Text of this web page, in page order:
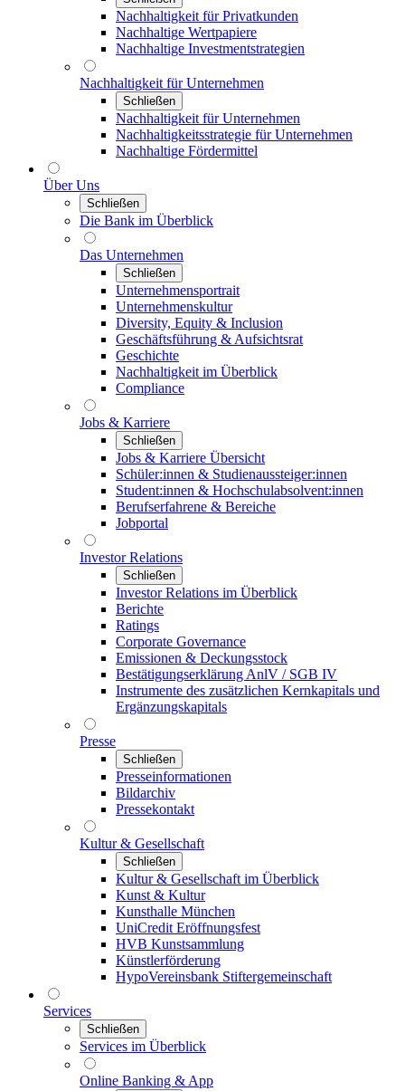
Nachhaltigkeit für Privatkunden
Nachhaltige Wertpapiere
Nachhaltige Investmentstrategien
Nachhaltigkeit für Unternehmen
Schließen
Nachhaltigkeit für Unternehmen
Nachhaltigkeitsstrategie für Unternehmen
Nachhaltige Fördermittel
Über Uns
Schließen
Die Bank im Überblick
Das Unternehmen
Schließen
Unternehmensportrait
Unternehmenskultur
Diversity, Equity & Inclusion
Geschäftsführung & Aufsichtsrat
Geschichte
Nachhaltigkeit im Überblick
Compliance
Jobs & Karriere
Schließen
Jobs & Karriere Übersicht
Schüler:innen & Studienaussteiger:innen
Student:innen & Hochschulabsolvent:innen
Berufserfahrene & Bereiche
Jobportal
Investor Relations
Schließen
Investor Relations im Überblick
Berichte
Ratings
Corporate Governance
Emissionen & Deckungsstock
Bestätigungserklärung AnlV / SGB IV
Instrumente des zusätzlichen Kernkapitals und
Ergänzungskapitals
Presse
Schließen
Presseinformationen
Bildarchiv
Pressekontakt
Kultur & Gesellschaft
Schließen
Kultur & Gesellschaft im Überblick
Kunst & Kultur
Kunsthalle München
UniCredit Eröffnungsfest
HVB Kunstsammlung
Künstlerförderung
HypoVereinsbank Stiftergemeinschaft
Services
Schließen
Services im Überblick
Online Banking & App